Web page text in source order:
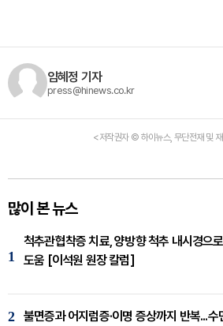
임혜정 기자
press@hinews.co.kr
<저작권자 © 하이뉴스, 무단전재 및
많이 본 뉴스
1
척추관협착증 치료, 양방향 척추 내시경으
도움 [이석원 원장 칼럼]
2